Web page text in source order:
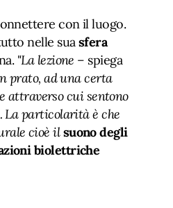
con il luogo.
nelle suasfera
"La lezione – spiega
prato, ad una certa
attraverso cui sentono
La particolarità è che
cioè ilsuono degli
biolettriche